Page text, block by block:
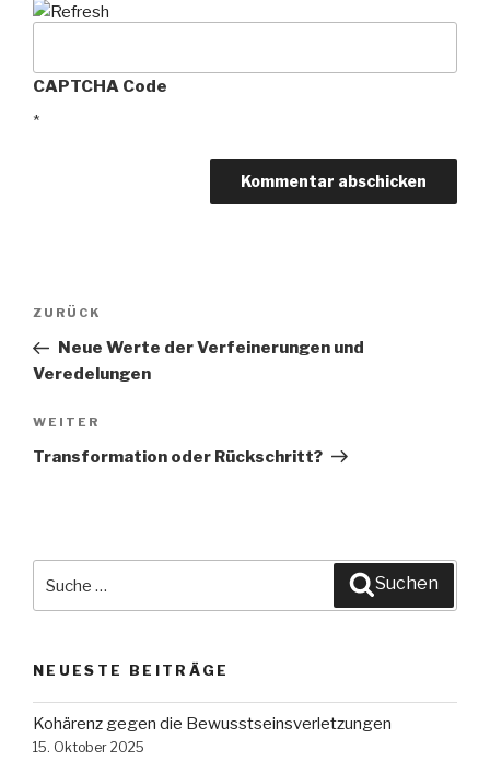
CAPTCHA Code
*
Beitragsnavigation
Vorheriger
Beitrag
ZURÜCK
Neue Werte der Verfeinerungen und
Veredelungen
Nächster
Beitrag
WEITER
Transformation oder Rückschritt?
Suchen
NEUESTE BEITRÄGE
Kohärenz gegen die Bewusstseinsverletzungen
15. Oktober 2025